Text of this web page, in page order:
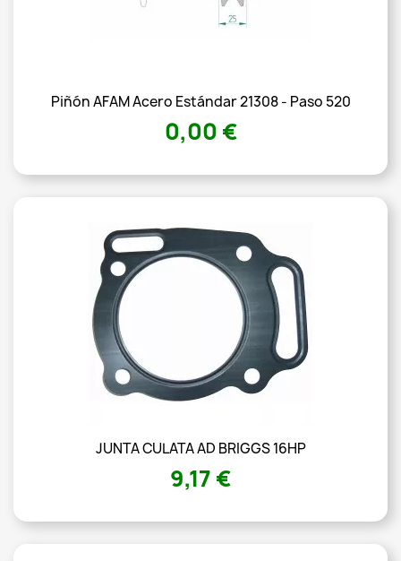
Piñón AFAM Acero Estándar 21308 - Paso 520
0,00 €
JUNTA CULATA AD BRIGGS 16HP
9,17 €